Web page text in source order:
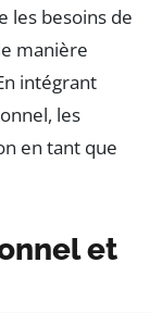
les besoins de
manière
intégrant
les
en tant que
et